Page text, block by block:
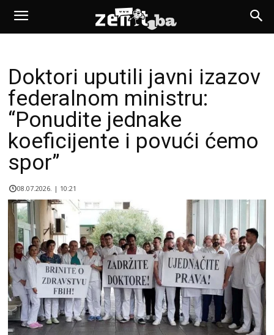
Doktori uputili javni izazov
federalnom ministru:
“Ponudite jednake
koeficijente i povući ćemo
spor”
08.07.2026. | 10:21